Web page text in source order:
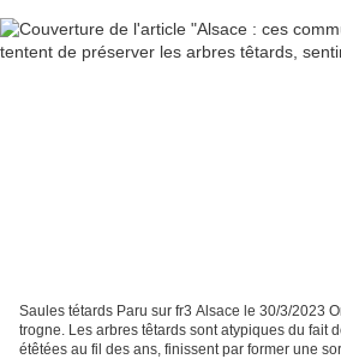
Saules tétards Paru sur fr3 Alsace le 30/3/2023
trogne. Les arbres têtards sont atypiques du fait
étêtées au fil des ans, finissent par former une